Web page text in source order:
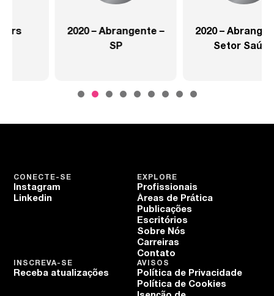
2020 – Abrangente –
2020 – Abrangente –
Setor Saúde
EXPLORE
Profissionais
Áreas de Prática
Publicações
Escritórios
Sobre Nós
Carreiras
Contato
CONECTE-SE
Instagram
Linkedin
AVISOS
Política de Privacidade
Política de Cookies
INSCREVA-SE
Receba atualizações